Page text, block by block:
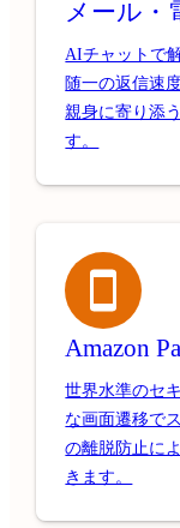
メール・
AIチャットで
随一の返信速
親身に寄り添
す。
Amazon
世界水準のセ
な画面遷移で
の離脱防止に
きます。